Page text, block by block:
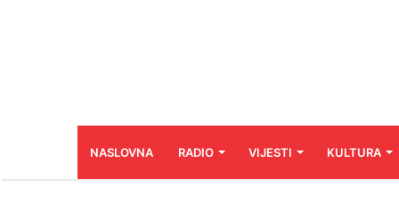
NASLOVNA RADIO VIJESTI KULTURA